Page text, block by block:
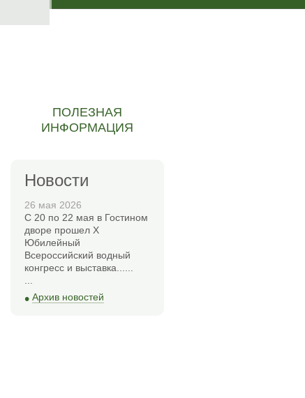
ПОЛЕЗНАЯ
ИНФОРМАЦИЯ
Новости
26 мая 2026
С 20 по 22 мая в Гостином
дворе прошел Х
Юбилейный
Всероссийский водный
конгресс и выставка......
•Архив новостей